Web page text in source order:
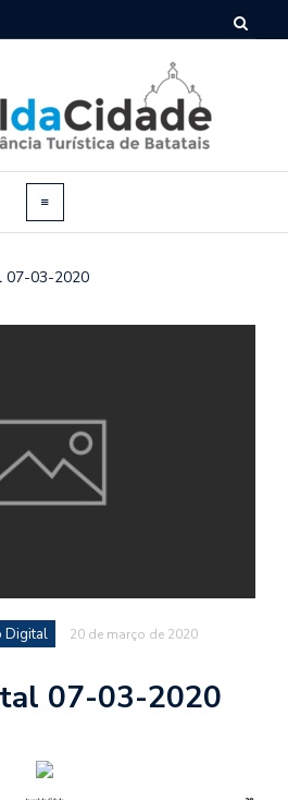
07-03-2020
Digital 20 de março de 2020
07-03-2020